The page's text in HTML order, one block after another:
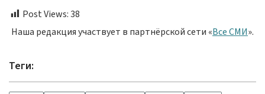
Post Views:38
Наша редакция участвует в партнёрской сети «Все СМИ».
Теги: